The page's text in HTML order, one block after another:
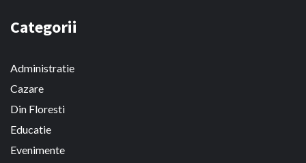
Categorii
Administratie
Cazare
Din Floresti
Educatie
Evenimente